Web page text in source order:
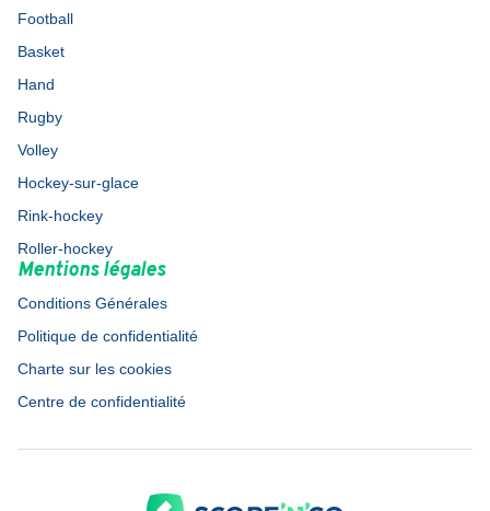
Football
Basket
Hand
Rugby
Volley
Hockey-sur-glace
Rink-hockey
Roller-hockey
Mentions légales
Conditions Générales
Politique de confidentialité
Charte sur les cookies
Centre de confidentialité